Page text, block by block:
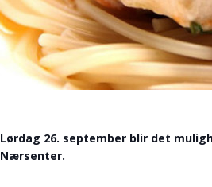
Lørdag 26. september blir det
Nærsenter.